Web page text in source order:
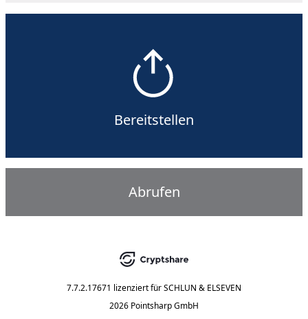
Bereitstellen
Abrufen
7.7.2.17671 lizenziert fürSCHLUN & ELSEVEN
2026 Pointsharp GmbH